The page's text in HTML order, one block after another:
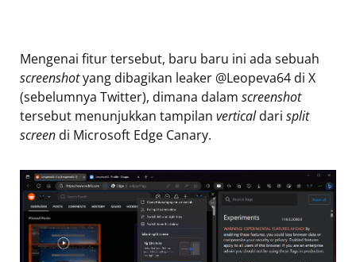
Mengenai fitur tersebut, baru baru ini ada sebuah
screenshotyang dibagikan leaker @Leopeva64 di X
(sebelumnya Twitter), dimana dalam screenshot
tersebut menunjukkan tampilan verticaldari split
screen di Microsoft Edge Canary.